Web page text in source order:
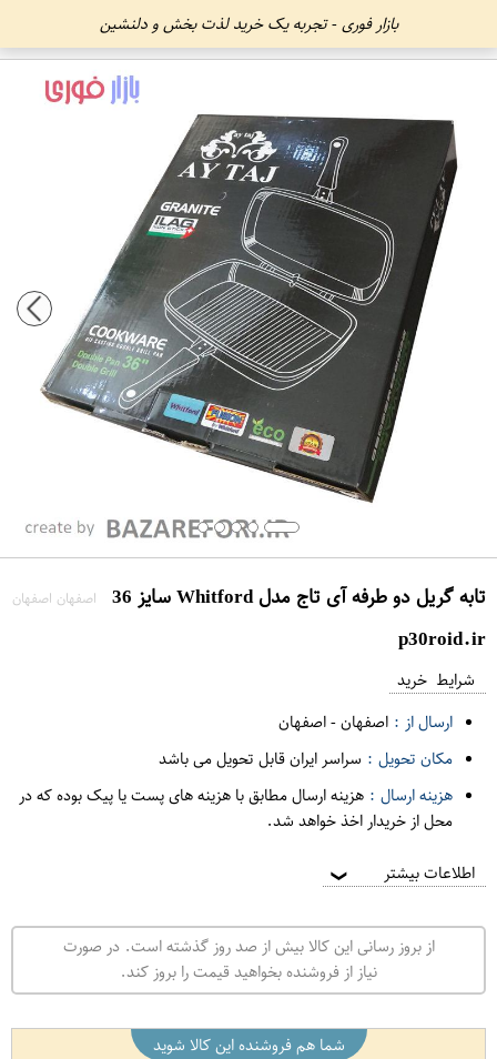
بازار فوری - تجربه یک خرید لذت بخش و دلنشین
تابه گریل دو طرفه آی تاج مدل Whitford سایز 36 اصفهان اصفهان
p30roid.ir
شرایط خرید
ارسال از : اصفهان-اصفهان
مکان تحویل : سراسر ایران قابل تحویل می باشد
هزینه ارسال : هزینه ارسال مطابق با هزینه های پست یا پیک بوده که در
محل از خریدار اخذ خواهد شد.
اطلاعات بیشتر ❯
از بروز رسانی این کالا بیش از صد روز گذشته است. در صورت
نیاز از فروشنده بخواهید قیمت را بروز کند.
شما هم فروشنده این کالا شوید